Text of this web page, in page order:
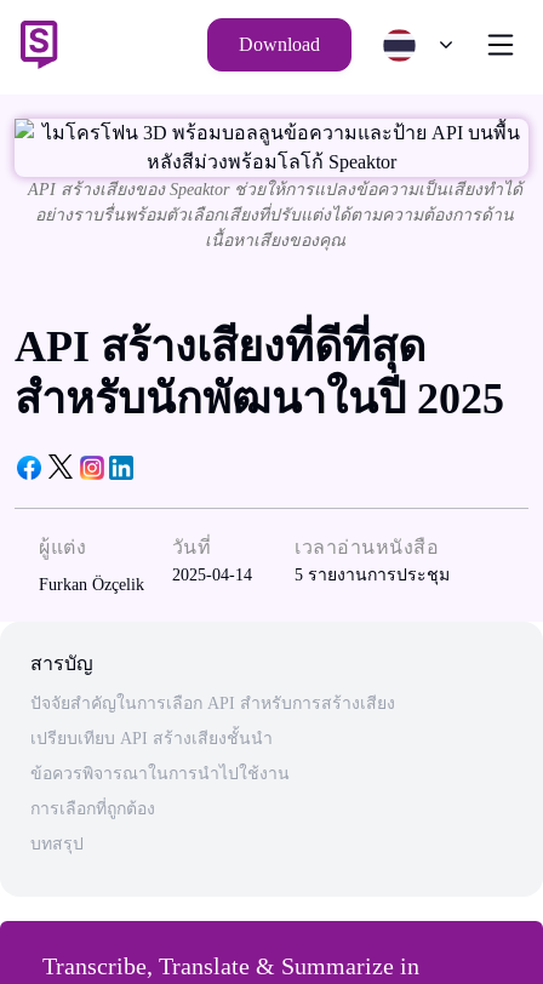
Download
API สร้างเสียงของ Speaktor ช่วยให้การแปลงข้อความเป็นเสียงทำได้
อย่างราบรื่นพร้อมตัวเลือกเสียงที่ปรับแต่งได้ตามความต้องการด้าน
เนื้อหาเสียงของคุณ
API สร้างเสียงที่ดีที่สุด
สำหรับนักพัฒนาในปี 2025
ผู้แต่ง
Furkan Özçelik
วันที่
2025-04-14
เวลาอ่านหนังสือ
5 รายงานการประชุม
สารบัญ
ปัจจัยสำคัญในการเลือก API สำหรับการสร้างเสียง
เปรียบเทียบ API สร้างเสียงชั้นนำ
ข้อควรพิจารณาในการนำไปใช้งาน
การเลือกที่ถูกต้อง
บทสรุป
Transcribe, Translate & Summarize in